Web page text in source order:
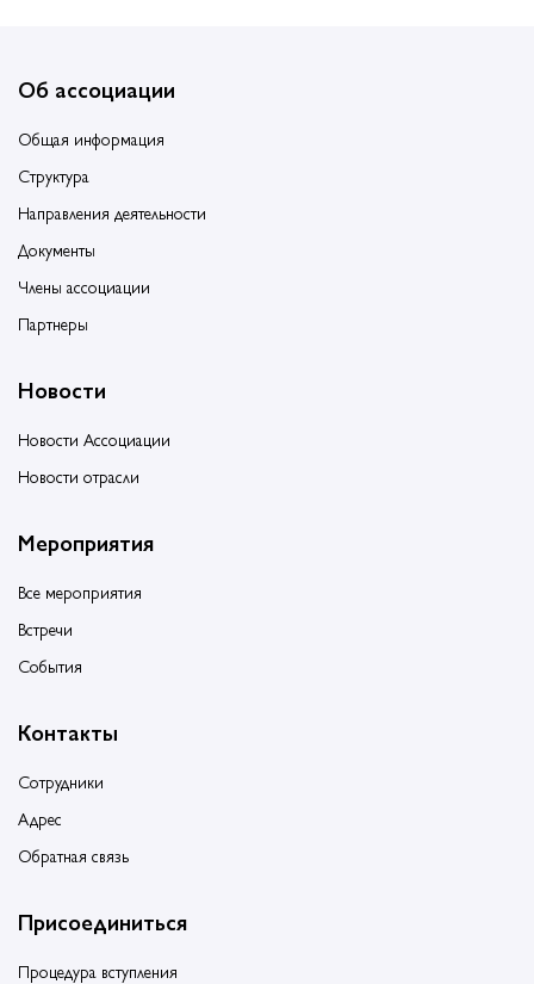
Об ассоциации
Общая информация
Структура
Направления деятельности
Документы
Члены ассоциации
Партнеры
Новости
Новости Ассоциации
Новости отрасли
Мероприятия
Все мероприятия
Встречи
События
Контакты
Сотрудники
Адрес
Обратная связь
Присоединиться
Процедура вступления